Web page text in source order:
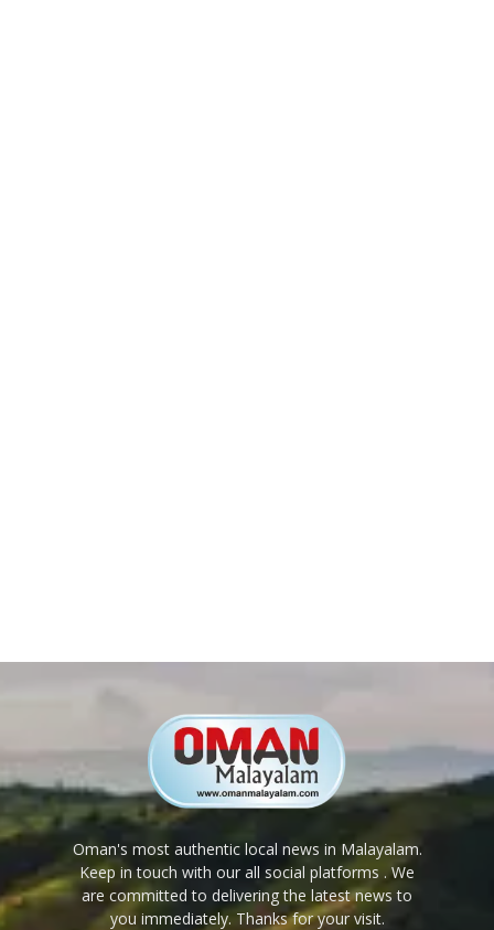
Oman's most authentic local news in Malayalam.
Keep in touch with our all social platforms . We
are committed to delivering the latest news to
you immediately. Thanks for your visit.